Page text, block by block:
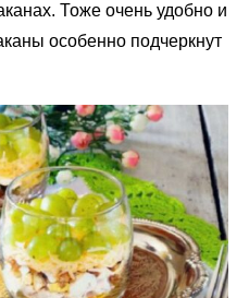
Тоже очень удобно и
особенно подчеркнут